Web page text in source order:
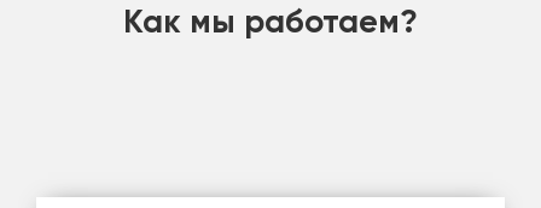
Как мы работаем?